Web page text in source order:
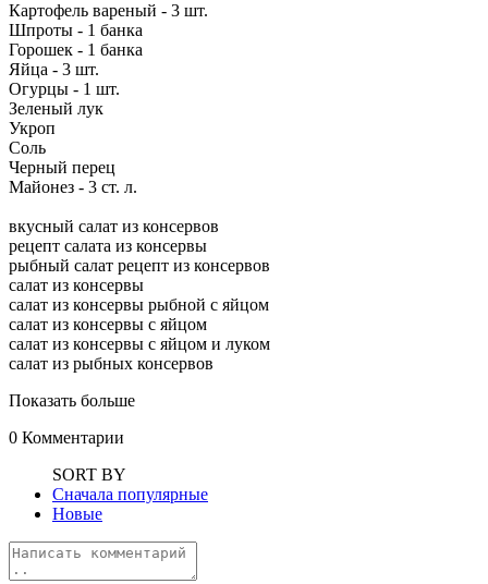
Картофель вареный - 3 шт.
Шпроты - 1 банка
Горошек - 1 банка
Яйца - 3 шт.
Огурцы - 1 шт.
Зеленый лук
Укроп
Соль
Черный перец
Майонез - 3 ст. л.
вкусный салат из консервов
рецепт салата из консервы
рыбный салат рецепт из консервов
салат из консервы
салат из консервы рыбной с яйцом
салат из консервы с яйцом
салат из консервы с яйцом и луком
салат из рыбных консервов
Показать больше
0 Комментарии
SORT BY
Сначала популярные
Новые